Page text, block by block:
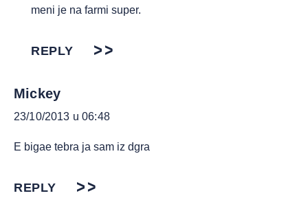
meni je na farmi super.
REPLY
Mickey
23/10/2013 u 06:48
E bigae tebra ja sam iz dgra
REPLY